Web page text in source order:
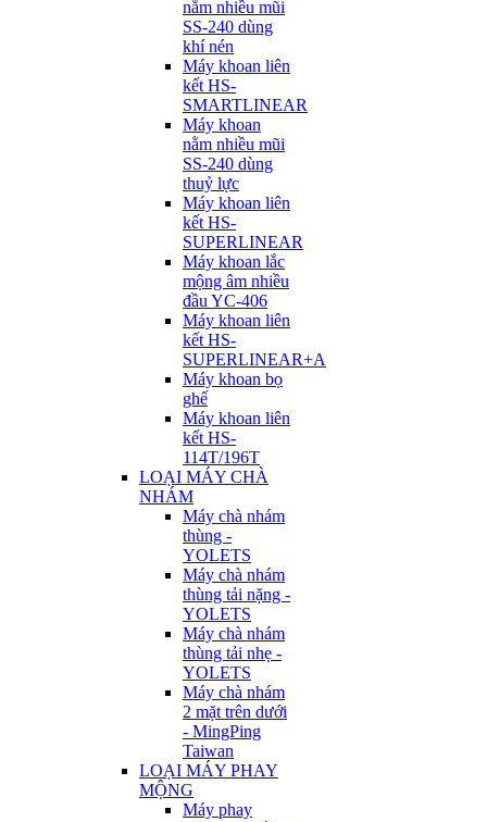
nằm nhiều mũi
SS-240 dùng
khí nén
Máy khoan liên
kết HS-
SMARTLINEAR
Máy khoan
nằm nhiều mũi
SS-240 dùng
thuỷ lực
Máy khoan liên
kết HS-
SUPERLINEAR
Máy khoan lắc
mộng âm nhiều
đầu YC-406
Máy khoan liên
kết HS-
SUPERLINEAR+A
Máy khoan bọ
ghế
Máy khoan liên
kết HS-
114T/196T
LOẠI MÁY CHÀ
NHÁM
Máy chà nhám
thùng -
YOLETS
Máy chà nhám
thùng tải nặng -
YOLETS
Máy chà nhám
thùng tải nhẹ -
YOLETS
Máy chà nhám
2 mặt trên dưới
- MingPing
Taiwan
LOẠI MÁY PHAY
MỘNG
Máy phay